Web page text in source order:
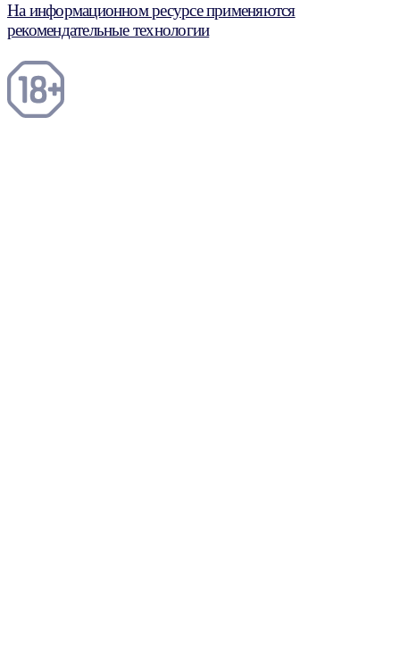
На информационном ресурсе применяются
рекомендательные технологии